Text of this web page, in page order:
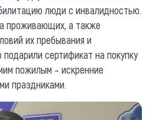
люди с инвалидностью.
проживающих, а также
их пребывания и
сертификат на покупку
пожилым – искренние
праздниками.